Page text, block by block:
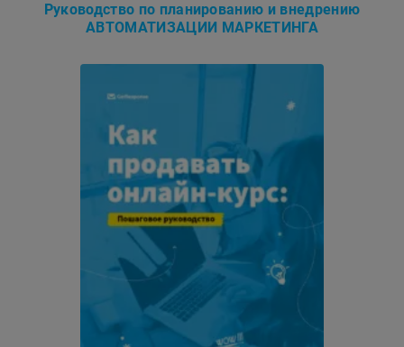
Руководство по планированию и внедрению
АВТОМАТИЗАЦИИ МАРКЕТИНГА